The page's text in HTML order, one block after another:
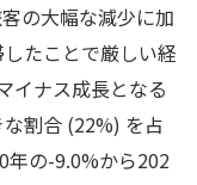
の大幅な減少に加
たことで厳しい経
イナス成長となる
割合 (22%) を占
年の-9.0%から202